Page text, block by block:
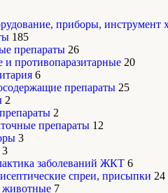
приборы, инструмент
185
препараты 26
противопаразитарные 20
6
препараты 25
2
2
препараты 12
3
3
заболеваний ЖКТ 6
спреи, присыпки 24
животные 7